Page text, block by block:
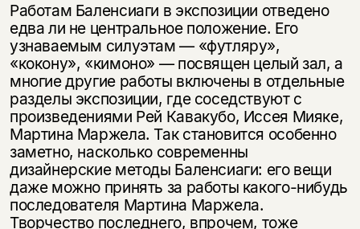
Работам Баленсиаги в экспозиции отведено
едва ли не центральное положение. Его
узнаваемым силуэтам — «футляру»,
«кокону», «кимоно» — посвящен целый зал, а
многие другие работы включены в отдельные
разделы экспозиции, где соседствуют с
произведениями Рей Кавакубо, Иссея Мияке,
Мартина Маржела. Так становится особенно
заметно, насколько современны
дизайнерские методы Баленсиаги: его вещи
даже можно принять за работы какого-нибудь
последователя Мартина Маржела.
Творчество последнего, впрочем, тоже
Подписка на рассылку
Раз в неделю мы отправляем рассылку
о книгах и событиях «НЛО».
За подписку дарим промокод на
скидку 15%
Этой книги временно
нет в продаже.
Вы можете подписаться на
уведомления, и при поступлении книги
на склад получить письмо на указанный
электронный адрес.
Я соглашаюсь сПолитикой конфиденциальности
Эта книга
не предназначена для
несовершеннолетних
Скажите, пожалуйста,